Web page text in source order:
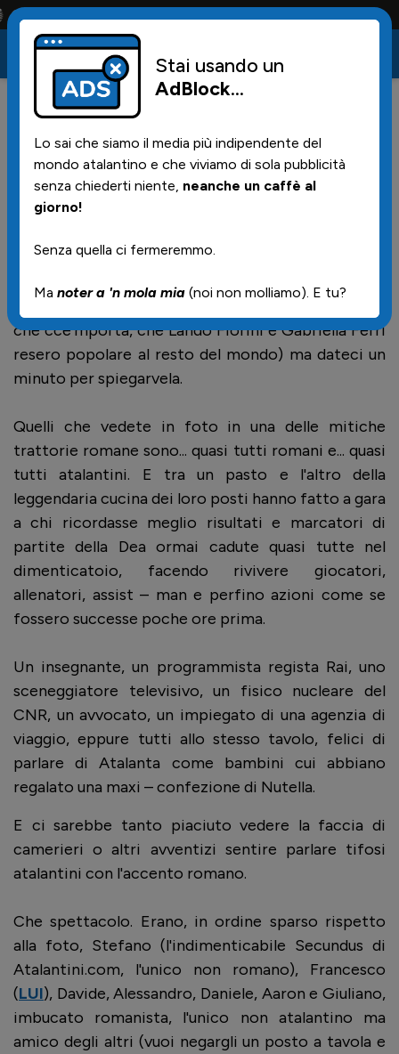
solo la maglia e solo i tifosi la portano tutta la vita
10/06/2026 | 14.00
Fatece largo che passamo noi,
'sti giovanotti de 'sta Roma
bella,
Si, ok, è il primo verso de "La societa' dei
che cce'mporta, che Lando Fiorini e Gabriella Ferri
resero popolare al resto del mondo) ma dateci un
minuto per spiegarvela.
Quelli che vedete in foto in una delle mitiche
trattorie romane sono... quasi tutti romani e... quasi
tutti atalantini. E tra un pasto e l'altro della
leggendaria cucina dei loro posti hanno fatto a gara
a chi ricordasse meglio risultati e marcatori di
partite della Dea ormai cadute quasi tutte nel
dimenticatoio, facendo rivivere giocatori,
allenatori, assist – man e perfino azioni come se
fossero successe poche ore prima.
Un insegnante, un programmista regista Rai, uno
sceneggiatore televisivo, un fisico nucleare del
CNR, un avvocato, un impiegato di una agenzia di
viaggio, eppure tutti allo stesso tavolo, felici di
parlare di Atalanta come bambini cui abbiano
regalato una maxi – confezione di Nutella.
E ci sarebbe tanto piaciuto vedere la faccia di
camerieri o altri avventizi sentire parlare tifosi
atalantini con l'accento romano.
Che spettacolo. Erano, in ordine sparso rispetto
alla foto, Stefano (l'indimenticabile Secundus di
Atalantini.com, l'unico non romano), Francesco
(LUI), Davide, Alessandro, Daniele, Aaron e Giuliano,
imbucato romanista, l'unico non atalantino ma
amico degli altri (vuoi negargli un posto a tavola e
Stai usando un
AdBlock...
Lo sai che siamo il media più indipendente del
mondo atalantino e che viviamo di sola pubblicità
senza chiederti niente, neanche un caffè al
giorno!
Senza quella ci fermeremmo.
Ma noter a 'n mola mia (noi non molliamo). E tu?